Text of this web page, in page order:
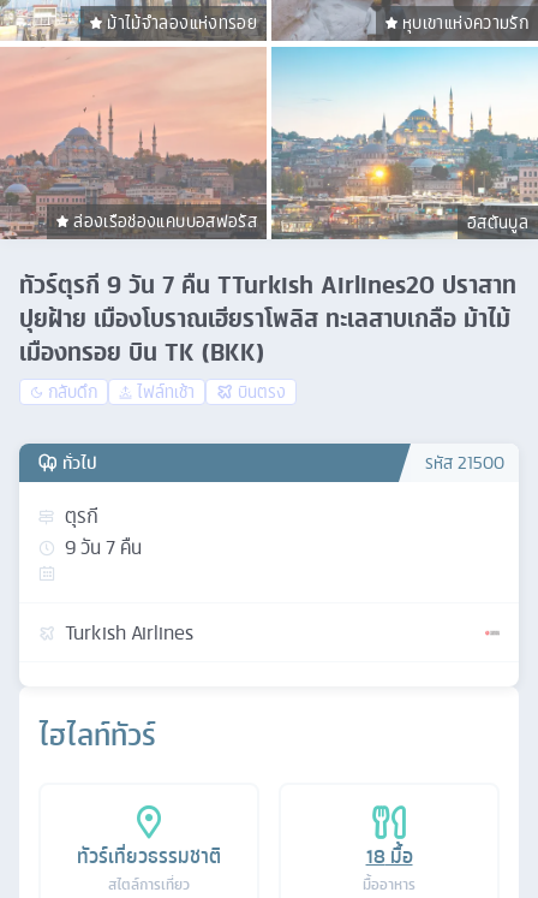
ม้าไม้จําลองแห่งทรอย หุบเขาแห่งความรัก
ล่องเรือช่องแคบบอสฟอรัส อิสตันบูล
ทัวร์ตุรกี 9 วัน 7 คืน TTurkish Airlines20 ปราสาท
ปุยฝ้าย เมืองโบราณเฮียราโพลิส ทะเลสาบเกลือ ม้าไม้
เมืองทรอย บิน TK (BKK)
กลับดึก ไฟล์ทเช้า บินตรง
ไฮไลท์ทัวร์
ทัวร์เที่ยวธรรมชาติ
สไตล์การเที่ยว
18มื้อ
มื้ออาหาร
ทั่วไป รหัส21500
ตุรกี
9วัน7คืน
Turkish Airlines